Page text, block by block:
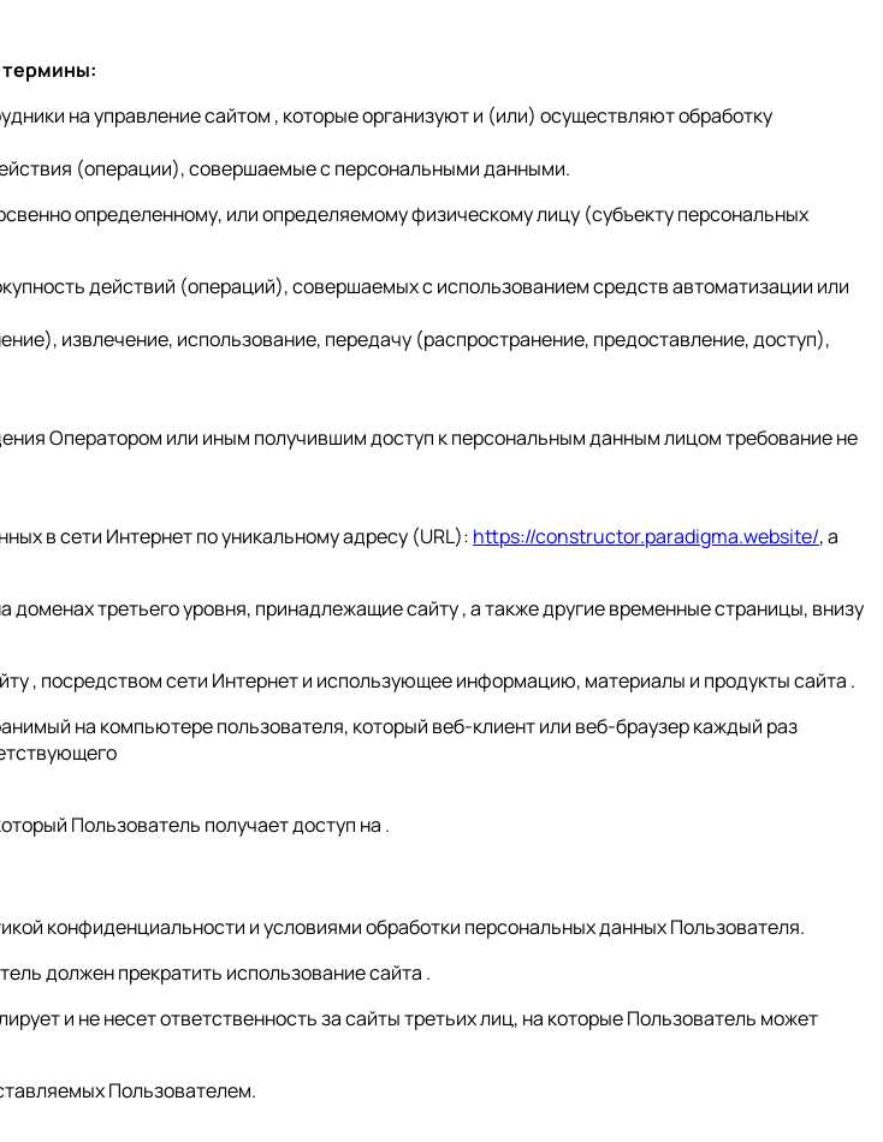
термины:
на управление сайтом , которые организуют и (или) осуществляют обработку
(операции), совершаемые с персональными данными.
определенному, или определяемому физическому лицу (субъекту персональных
действий (операций), совершаемых с использованием средств автоматизации или
извлечение, использование, передачу (распространение, предоставление, доступ),
Оператором или иным получившим доступ к персональным данным лицом требование не
в сети Интернет по уникальному адресу (URL): https://constructor.paradigma.website/, а
третьего уровня, принадлежащие сайту , а также другие временные страницы, внизу
, посредством сети Интернет и использующее информацию, материалы и продукты сайта .
на компьютере пользователя, который веб-клиент или веб-браузер каждый раз
Пользователь получает доступ на .
конфиденциальности и условиями обработки персональных данных Пользователя.
должен прекратить использование сайта .
и не несет ответственность за сайты третьих лиц, на которые Пользователь может
Пользователем.